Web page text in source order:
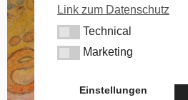
Link zum Datenschutz
TechnicalTechnical
MarketingMarketing
Einstellungen